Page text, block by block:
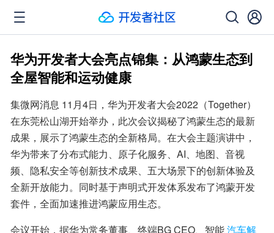
华为开发者大会亮点锦集：从鸿蒙生态到
全屋智能和运动健康
集微网消息 11月4日，华为开发者大会2022（Together）
在东莞松山湖开始举办，此次会议揭秘了鸿蒙生态的最新
成果，展示了鸿蒙生态的全新格局。在大会主题演讲中，
华为带来了分布式能力、原子化服务、AI、地图、音视
频、隐私安全等创新技术成果、五大场景下的创新体验及
全新开放能力。同时基于声明式开发体系发布了鸿蒙开发
套件，全面加速推进鸿蒙应用生态。
会议开始，据华为常务董事、终端BG CEO、智能汽车解